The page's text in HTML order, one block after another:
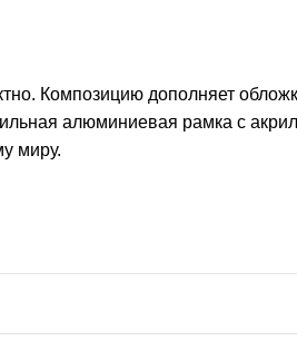
Композицию дополняет
алюминиевая рамка с
миру.